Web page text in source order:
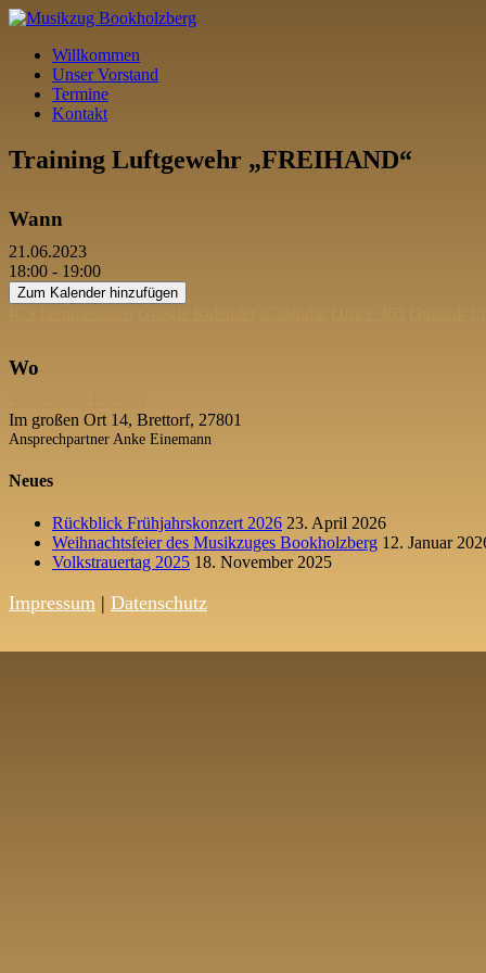
Willkommen
Unser Vorstand
Termine
Kontakt
Training Luftgewehr „FREIHAND“
Wann
21.06.2023
18:00 - 19:00
Zum Kalender hinzufügen
Wo
Im großen Ort 14, Brettorf, 27801
Ansprechpartner Anke Einemann
Neues
Rückblick Frühjahrskonzert 2026 23. April 2026
Weihnachtsfeier des Musikzuges Bookholzberg 12. Januar
Volkstrauertag 2025 18. November 2025
Impressum | Datenschutz